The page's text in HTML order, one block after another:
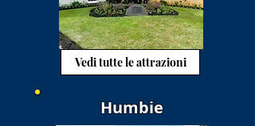
Vedi tutte le attrazioni
Humbie